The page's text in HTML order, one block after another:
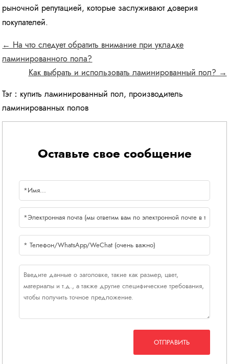
рыночной репутацией, которые заслуживают доверия
покупателей.
← На что следует обратить внимание при укладке
ламинированного пола?
Как выбрать и использовать ламинированный пол? →
Тэг： купить ламинированный пол, производитель
ламинированных полов
Оставьте свое сообщение
ОТПРАВИТЬ